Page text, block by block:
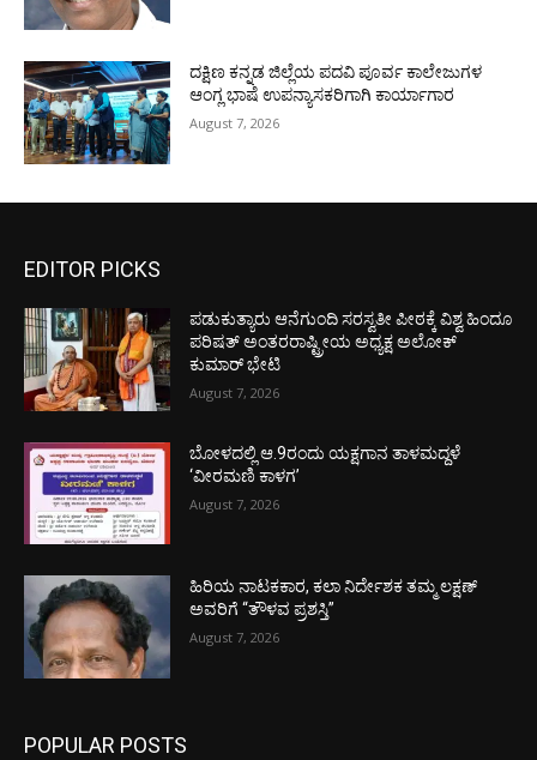
ದಕ್ಷಿಣ ಕನ್ನಡ ಜಿಲ್ಲೆಯ ಪದವಿ ಪೂರ್ವ ಕಾಲೇಜುಗಳ
ಆಂಗ್ಲ ಭಾಷೆ ಉಪನ್ಯಾಸಕರಿಗಾಗಿ ಕಾರ್ಯಾಗಾರ
August 7, 2026
EDITOR PICKS
ಪಡುಕುತ್ಯಾರು ಆನೆಗುಂದಿ ಸರಸ್ವತೀ ಪೀಠಕ್ಕೆ ವಿಶ್ವ ಹಿಂದೂ
ಪರಿಷತ್ ಅಂತರರಾಷ್ಟ್ರೀಯ ಅಧ್ಯಕ್ಷ ಅಲೋಕ್
ಕುಮಾರ್ ಭೇಟಿ
August 7, 2026
ಬೋಳದಲ್ಲಿ ಆ.9ರಂದು ಯಕ್ಷಗಾನ ತಾಳಮದ್ದಳೆ
‘ವೀರಮಣಿ ಕಾಳಗ’
August 7, 2026
ಹಿರಿಯ ನಾಟಕಕಾರ, ಕಲಾ ನಿರ್ದೇಶಕ ತಮ್ಮ ಲಕ್ಷಣ್
ಅವರಿಗೆ “ತೌಳವ ಪ್ರಶಸ್ತಿ”
August 7, 2026
POPULAR POSTS